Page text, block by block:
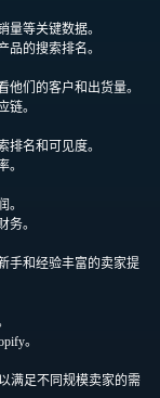
等关键数据。
的搜索排名。
们的客户和出货量。
链。
名和可见度。
。
。
务。
手和经验丰富的卖家提
。
满足不同规模卖家的需